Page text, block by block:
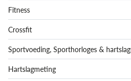
Fitness
Crossfit
Sportvoeding, Sporthorloges &
Hartslagmeting